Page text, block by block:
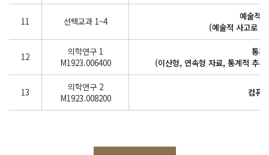
11 선택교과 1~4
예술적
(예술적 사고로
12
의학연구 1
M1923.006400
통계
(이산형, 연속형 자료, 통계적 추
13
의학연구 2
M1923.008200
컴퓨팅